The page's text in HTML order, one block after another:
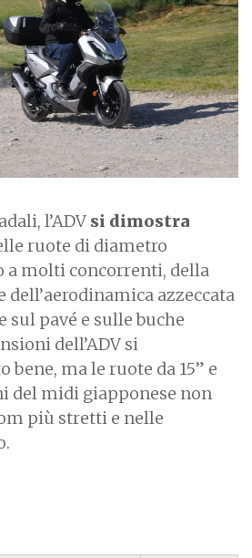
l’ADV si dimostra
ruote di diametro
a molti concorrenti, della
dell’aerodinamica azzeccata
sul pavé e sulle buche
dell’ADV si
ma le ruote da 15” e
del midi giapponese non
più stretti e nelle